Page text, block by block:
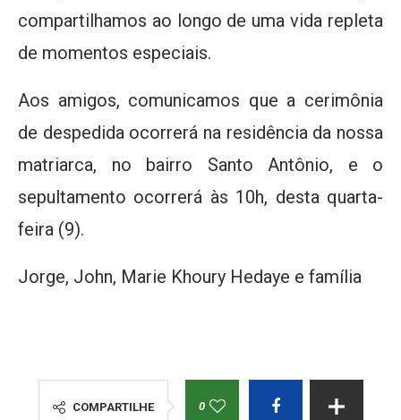
compartilhamos ao longo de uma vida repleta
de momentos especiais.
Aos amigos, comunicamos que a cerimônia
de despedida ocorrerá na residência da nossa
matriarca, no bairro Santo Antônio, e o
sepultamento ocorrerá às 10h, desta quarta-
feira (9).
Jorge, John, Marie Khoury Hedaye e família
COMPARTILHE 0